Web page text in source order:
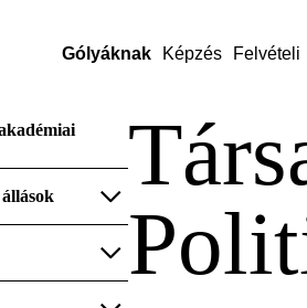
Gólyáknak Képzés Felvételi